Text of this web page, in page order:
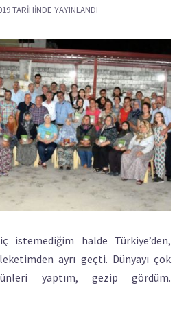
TARIHINDE YAYINLANDI
istemediğim halde Türkiye’den,
ayrı geçti. Dünyayı çok
yaptım, gezip gördüm.